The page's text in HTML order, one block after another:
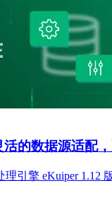
的数据源适配
引擎 eKuiper 1.12